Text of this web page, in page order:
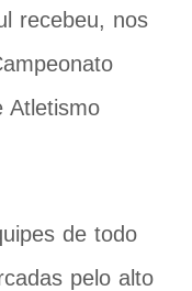
recebeu, nos
Atletismo
de todo
pelo alto